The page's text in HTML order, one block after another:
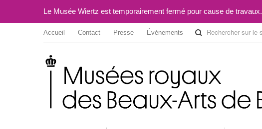
Le Musée Wiertz est temporairement fermé pour cause de travaux.
Accueil Contact Presse Événements